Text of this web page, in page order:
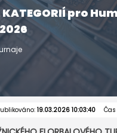
pro
19.03.2026 10:03:40